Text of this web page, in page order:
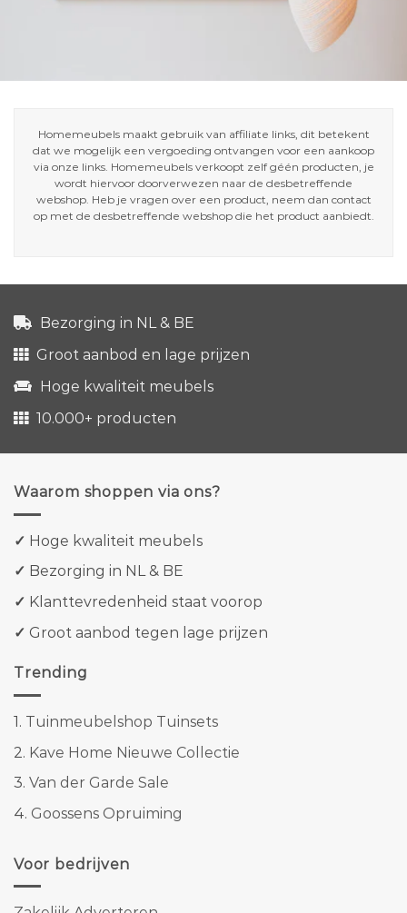
Homemeubels maakt gebruik van affiliate links, dit betekent
dat we mogelijk een vergoeding ontvangen voor een aankoop
via onze links. Homemeubels verkoopt zelf géén producten, je
wordt hiervoor doorverwezen naar de desbetreffende
webshop. Heb je vragen over een product, neem dan contact
op met de desbetreffende webshop die het product aanbiedt.
Bezorging in NL & BE
Groot aanbod en lage prijzen
Hoge kwaliteit meubels
10.000+ producten
Waarom shoppen via ons?
✓ Hoge kwaliteit meubels
✓ Bezorging in NL & BE
✓ Klanttevredenheid staat voorop
✓ Groot aanbod tegen lage prijzen
Trending
1. Tuinmeubelshop Tuinsets
2. Kave Home Nieuwe Collectie
3. Van der Garde Sale
4. Goossens Opruiming
Voor bedrijven